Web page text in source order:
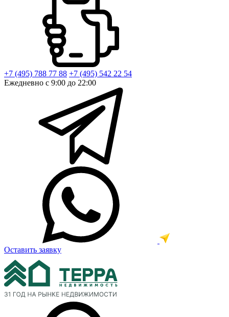
+7 (495) 788 77 88 +7 (495) 542 22 54
Ежедневно с 9:00 до 22:00
Оставить заявку